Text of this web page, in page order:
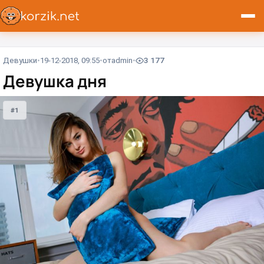
Девушки 19-12-2018, 09:55 отadmin 3 177
Девушка дня
#1
#1